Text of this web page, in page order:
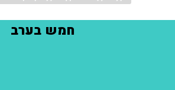
חמש בערב